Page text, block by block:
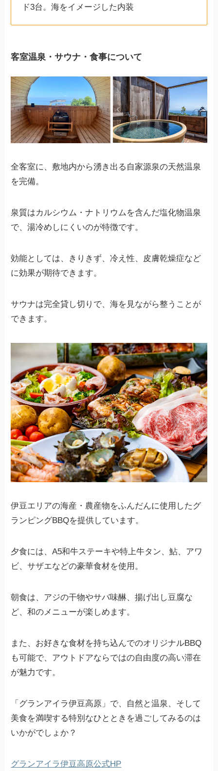
ド3台。海をイメージした内装
客室温泉・サウナ・食事について
全客室に、敷地内から湧き出る自家源泉の天然温泉
を完備。
泉質はカルシウム・ナトリウムを含んだ塩化物温泉
で、湯冷めしにくいのが特徴です。
効能としては、きりきず、冷え性、皮膚乾燥症など
に効果が期待できます。
サウナは完全貸し切りで、海を見ながら整うことが
できます。
伊豆エリアの海産・農産物をふんだんに使用したグ
ランピングBBQを提供しています。
夕食には、A5和牛ステーキや特上牛タン、鮎、アワ
ビ、サザエなどの豪華食材を使用。
朝食は、アジの干物やサバ味醂、揚げ出し豆腐な
ど、和のメニューが楽しめます。
また、お好きな食材を持ち込んでのオリジナルBBQ
も可能で、アウトドアならではの自由度の高い滞在
が魅力です。
「グランアイラ伊豆高原」で、自然と温泉、そして
美食を満喫する特別なひとときを過ごしてみるのは
いかがでしょか？
グランアイラ伊豆高原公式HP